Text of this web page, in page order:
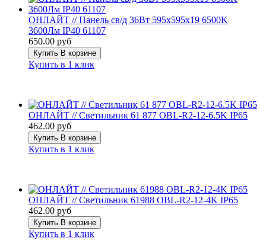
ОНЛАЙТ // Панель св/д 36Вт 595х595х19 6500K
3600Лм IP40 61107
650.00 руб
Купить В корзине
Купить в 1 клик
ОНЛАЙТ // Светильник 61 877 OBL-R2-12-6.5K IP65
462.00 руб
Купить В корзине
Купить в 1 клик
ОНЛАЙТ // Светильник 61988 OBL-R2-12-4K IP65
462.00 руб
Купить В корзине
Купить в 1 клик